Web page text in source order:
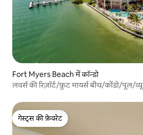
Fort Myers Beach में कॉन्डो
लवर्स की रिज़ॉर्ट/फ़ुट मायर्स बीच/कोंडो/पूल/व्यू
गेस्ट्स की फ़ेवरेट
गेस्ट्स की फ़ेवरेट